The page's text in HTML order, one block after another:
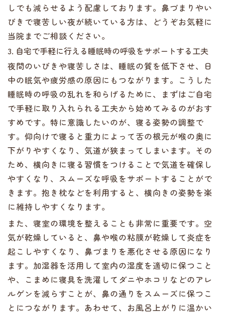
しでも減らせるよう配慮しております。鼻づまりやい
びきで寝苦しい夜が続いている方は、どうぞお気軽に
当院までご相談ください。
3. 自宅で手軽に行える睡眠時の呼吸をサポートする工夫
夜間のいびきや寝苦しさは、睡眠の質を低下させ、日
中の眠気や疲労感の原因にもつながります。こうした
睡眠時の呼吸の乱れを和らげるために、まずはご自宅
で手軽に取り入れられる工夫から始めてみるのがおす
すめです。特に意識したいのが、寝る姿勢の調整で
す。仰向けで寝ると重力によって舌の根元が喉の奥に
下がりやすくなり、気道が狭まってしまいます。その
ため、横向きに寝る習慣をつけることで気道を確保し
やすくなり、スムーズな呼吸をサポートすることがで
きます。抱き枕などを利用すると、横向きの姿勢を楽
に維持しやすくなります。
また、寝室の環境を整えることも非常に重要です。空
気が乾燥していると、鼻や喉の粘膜が乾燥して炎症を
起こしやすくなり、鼻づまりを悪化させる原因になり
ます。加湿器を活用して室内の湿度を適切に保つこと
や、こまめに寝具を洗濯してダニやホコリなどのアレ
ルゲンを減らすことが、鼻の通りをスムーズに保つこ
とにつながります。あわせて、お風呂上がりに温かい